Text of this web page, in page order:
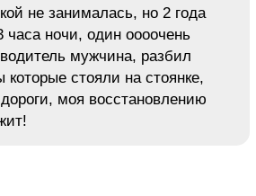
не занималась, но 2 года
часа ночи, один оооочень
мужчина, разбил
стояли на стоянке,
моя восстановлению